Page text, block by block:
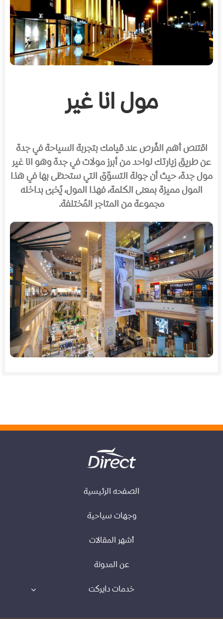
مول انا غير
اقتنص أهم الفُرص عند قيامك بتجربة السياحة في جدة
عن طريق زيارتك لواحد من أبرز مولات في جدة وهو انا غير
مول جدة، حيث أن جولة التسوّق التي ستحظى بها في هذا
المول مميزة بمعنى الكلمة، فهذا المول، يُخبئ بداخله
مجموعة من المتاجر المُختلفة.
الصفحه الرئيسية
وجهات سياحية
أشهر المقالات
عن المدونة
خدمات دايركت